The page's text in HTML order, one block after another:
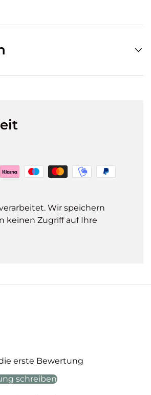
Wir speichern
keinen Zugriff auf Ihre
erste Bewertung
schreiben